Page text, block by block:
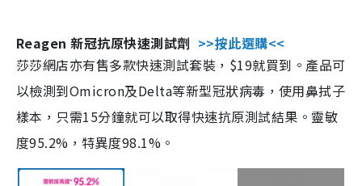
Reagen 新冠抗原快速測試劑 >>按此選購<<
莎莎網店亦有售多款快速測試套裝，$19就買到。產品可
以檢測到Omicron及Delta等新型冠狀病毒，使用鼻拭子
樣本，只需15分鐘就可以取得快速抗原測試結果。靈敏
度95.2%，特異度98.1%。